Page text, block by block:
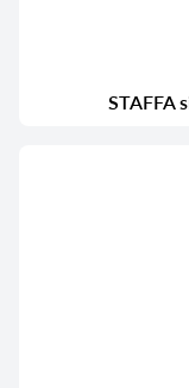
STAFFA